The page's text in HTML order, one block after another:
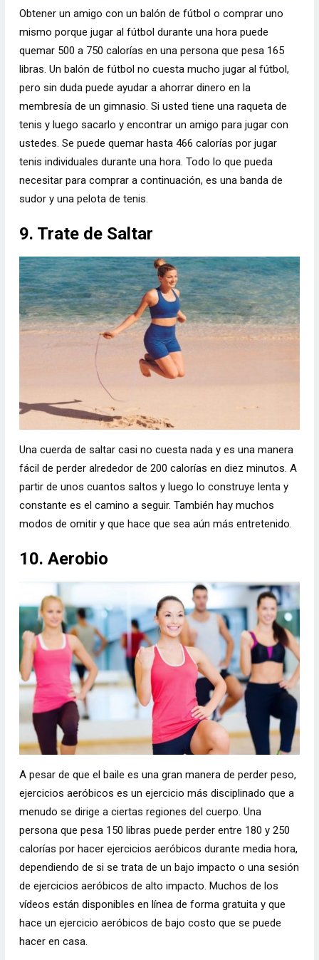
Obtener un amigo con un balón de fútbol o comprar uno
mismo porque jugar al fútbol durante una hora puede
quemar 500 a 750 calorías en una persona que pesa 165
libras. Un balón de fútbol no cuesta mucho jugar al fútbol, ​​
pero sin duda puede ayudar a ahorrar dinero en la
membresía de un gimnasio. Si usted tiene una raqueta de
tenis y luego sacarlo y encontrar un amigo para jugar con
ustedes. Se puede quemar hasta 466 calorías por jugar
tenis individuales durante una hora. Todo lo que pueda
necesitar para comprar a continuación, es una banda de
sudor y una pelota de tenis.
9. Trate de Saltar
Una cuerda de saltar casi no cuesta nada y es una manera
fácil de perder alrededor de 200 calorías en diez minutos. A
partir de unos cuantos saltos y luego lo construye lenta y
constante es el camino a seguir. También hay muchos
modos de omitir y que hace que sea aún más entretenido.
10. Aerobio
A pesar de que el baile es una gran manera de perder peso,
ejercicios aeróbicos es un ejercicio más disciplinado que a
menudo se dirige a ciertas regiones del cuerpo. Una
persona que pesa 150 libras puede perder entre 180 y 250
calorías por hacer ejercicios aeróbicos durante media hora,
dependiendo de si se trata de un bajo impacto o una sesión
de ejercicios aeróbicos de alto impacto. Muchos de los
vídeos están disponibles en línea de forma gratuita y que
hace un ejercicio aeróbicos de bajo costo que se puede
hacer en casa.